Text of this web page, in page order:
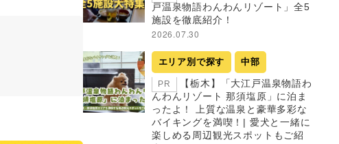
戸温泉物語わんわんリゾート」全5
施設を徹底紹介！
2026.07.30
エリア別で探す 中部
PR
【栃木】「大江戸温泉物語わ
んわんリゾート 那須塩原」に泊ま
ったよ！ 上質な温泉と豪華多彩な
バイキングを満喫！| 愛犬と一緒に
楽しめる周辺観光スポットもご紹